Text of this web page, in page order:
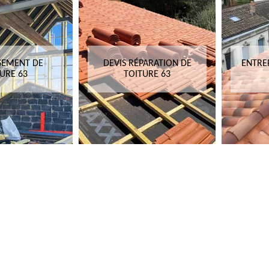
DE
63
DEVIS RÉPARATION DE
TOITURE 63